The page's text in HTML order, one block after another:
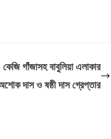
কেজি গাঁজাসহ বাবুলিয়া এলাকার
দাস ও ষষ্ঠী দাস গ্রেপ্তার